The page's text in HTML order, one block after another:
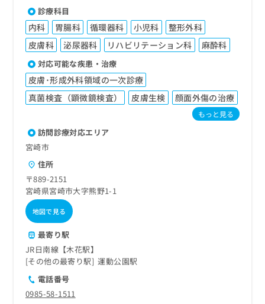
診療科目
内科 胃腸科 循環器科 小児科
整形外科
皮膚科
泌尿器科 リハビリテーション科 麻酔科
対応可能な疾患・治療
皮膚･形成外科領域の一次診療
真菌検査（顕微鏡検査）
皮膚生検 顔面外傷の治療
もっと見る
訪問診療対応エリア
宮崎市
住所
〒889-2151
宮崎県宮崎市大字熊野1-1
地図で見る
最寄り駅
JR日南線【木花駅】
その他の最寄り駅
運動公園駅
電話番号
0985-58-1511